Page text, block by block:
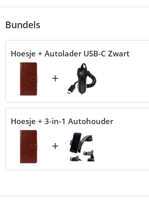
Bundels
Hoesje + Autolader USB-C Zwart
+
Hoesje + 3-in-1 Autohouder
+